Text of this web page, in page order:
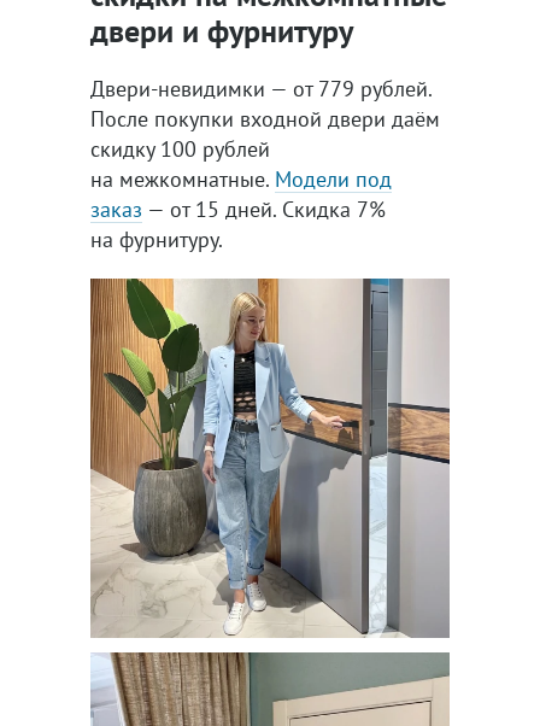
двери и фурнитуру
Двери-невидимки — от 779 рублей.
После покупки входной двери даём
скидку 100 рублей
на межкомнатные. Модели под
заказ — от 15 дней. Скидка 7%
на фурнитуру.